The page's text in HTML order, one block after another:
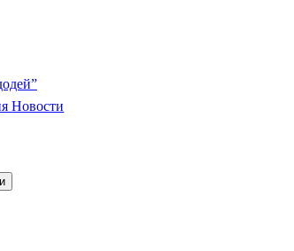
Новости